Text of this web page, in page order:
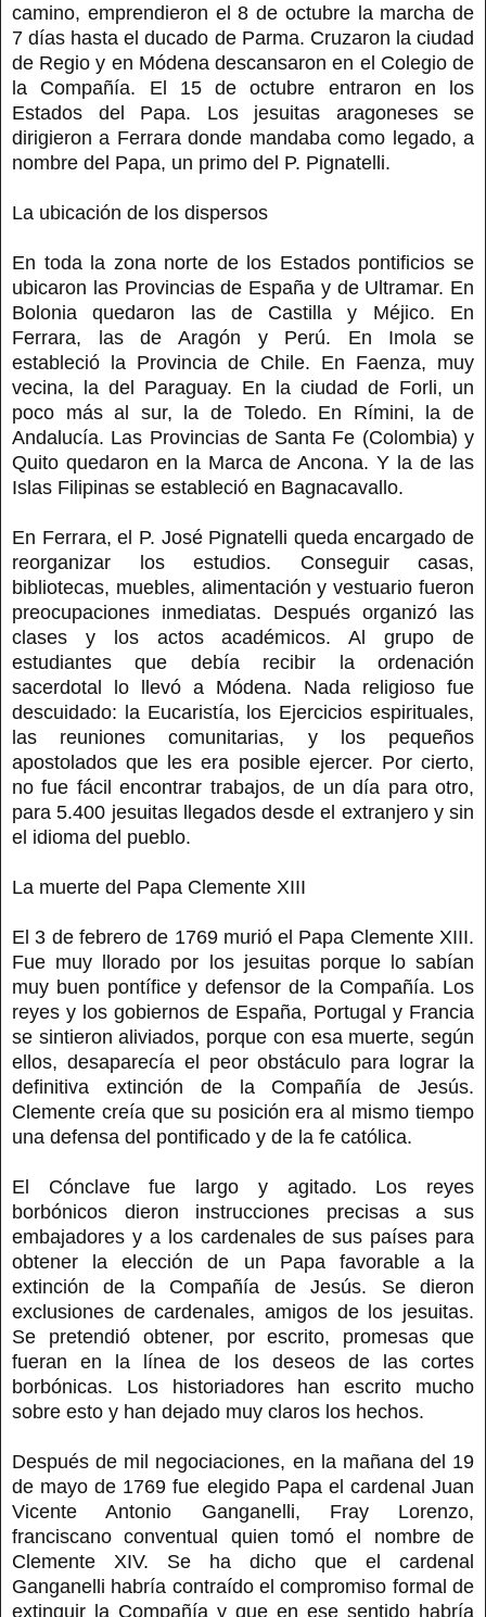
camino, emprendieron el 8 de octubre la marcha de
7 días hasta el ducado de Parma. Cruzaron la ciudad
de Regio y en Módena descansaron en el Colegio de
la Compañía. El 15 de octubre entraron en los
Estados del Papa. Los jesuitas aragoneses se
dirigieron a Ferrara donde mandaba como legado, a
nombre del Papa, un primo del P. Pignatelli.
La ubicación de los dispersos
En toda la zona norte de los Estados pontificios se
ubicaron las Provincias de España y de Ultramar. En
Bolonia quedaron las de Castilla y Méjico. En
Ferrara, las de Aragón y Perú. En Imola se
estableció la Provincia de Chile. En Faenza, muy
vecina, la del Paraguay. En la ciudad de Forli, un
poco más al sur, la de Toledo. En Rímini, la de
Andalucía. Las Provincias de Santa Fe (Colombia) y
Quito quedaron en la Marca de Ancona. Y la de las
Islas Filipinas se estableció en Bagnacavallo.
En Ferrara, el P. José Pignatelli queda encargado de
reorganizar los estudios. Conseguir casas,
bibliotecas, muebles, alimentación y vestuario fueron
preocupaciones inmediatas. Después organizó las
clases y los actos académicos. Al grupo de
estudiantes que debía recibir la ordenación
sacerdotal lo llevó a Módena. Nada religioso fue
descuidado: la Eucaristía, los Ejercicios espirituales,
las reuniones comunitarias, y los pequeños
apostolados que les era posible ejercer. Por cierto,
no fue fácil encontrar trabajos, de un día para otro,
para 5.400 jesuitas llegados desde el extranjero y sin
el idioma del pueblo.
La muerte del Papa Clemente XIII
El 3 de febrero de 1769 murió el Papa Clemente XIII.
Fue muy llorado por los jesuitas porque lo sabían
muy buen pontífice y defensor de la Compañía. Los
reyes y los gobiernos de España, Portugal y Francia
se sintieron aliviados, porque con esa muerte, según
ellos, desaparecía el peor obstáculo para lograr la
definitiva extinción de la Compañía de Jesús.
Clemente creía que su posición era al mismo tiempo
una defensa del pontificado y de la fe católica.
El Cónclave fue largo y agitado. Los reyes
borbónicos dieron instrucciones precisas a sus
embajadores y a los cardenales de sus países para
obtener la elección de un Papa favorable a la
extinción de la Compañía de Jesús. Se dieron
exclusiones de cardenales, amigos de los jesuitas.
Se pretendió obtener, por escrito, promesas que
fueran en la línea de los deseos de las cortes
borbónicas. Los historiadores han escrito mucho
sobre esto y han dejado muy claros los hechos.
Después de mil negociaciones, en la mañana del 19
de mayo de 1769 fue elegido Papa el cardenal Juan
Vicente Antonio Ganganelli, Fray Lorenzo,
franciscano conventual quien tomó el nombre de
Clemente XIV. Se ha dicho que el cardenal
Ganganelli habría contraído el compromiso formal de
extinguir la Compañía y que en ese sentido habría